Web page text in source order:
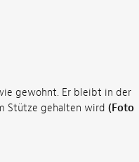
gewohnt. Er bleibt in der
Stütze gehalten wird (Foto